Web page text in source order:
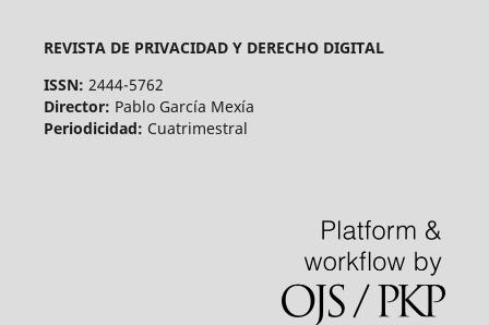
REVISTA DE PRIVACIDAD Y DERECHO DIGITAL
ISSN: 2444-5762
Director: Pablo García Mexía
Periodicidad: Cuatrimestral